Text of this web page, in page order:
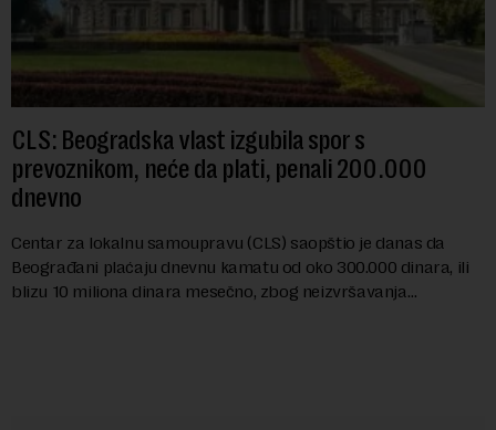
CLS: Beogradska vlast izgubila spor s
prevoznikom, neće da plati, penali 200.000
dnevno
Centar za lokalnu samoupravu (CLS) saopštio je danas da
Beograđani plaćaju dnevnu kamatu od oko 300.000 dinara, ili
blizu 10 miliona dinara mesečno, zbog neizvršavanja